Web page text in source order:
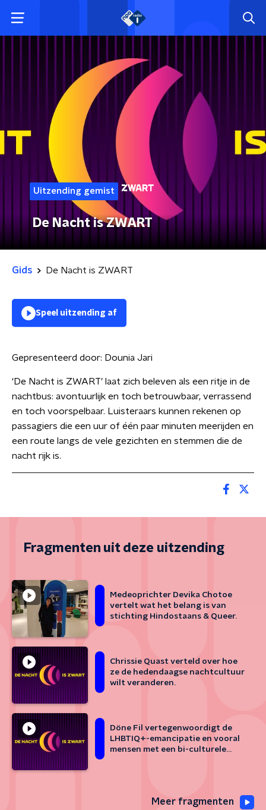
Uitzending gemist
De Nacht is ZWART
Gids De Nacht is ZWART
Speel uitzending af
Gepresenteerd door: Dounia Jari
‘De Nacht is ZWART’ laat zich beleven als een ritje in de
nachtbus: avontuurlijk en toch betrouwbaar, verrassend
en toch voorspelbaar. Luisteraars kunnen rekenen op
passagiers die een uur of één paar minuten meerijden en
een route langs de vele gezichten en stemmen die de
nacht rijk is.
Fragmenten uit deze uitzending
Medeoprichter Devika Chotoe
vertelt wat het belang is van
stichting Hindostaans & Queer.
Chrissie Quast verteld over hoe
ze de hedendaagse nachtcultuur
wilt veranderen.
Döne Fil vertegenwoordigt de
LHBTIQ+-emancipatie en vooral
mensen met een bi-culturele
Meer fragmenten